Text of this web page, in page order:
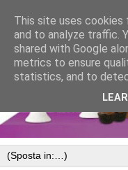
This site uses
and to analyze traffic.
shared with Google
metrics to ensure
statistics, and to